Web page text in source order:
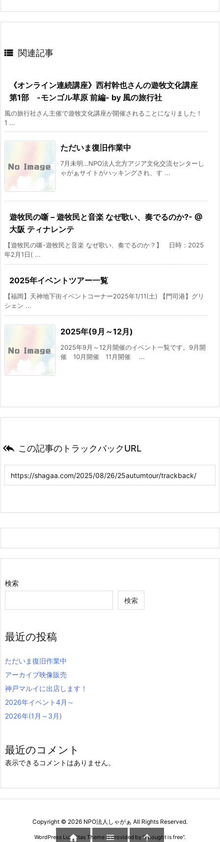
 関連記事
《オンライン連続講座》西村幹也さんの遊牧文化講座
第1部 -モンゴル草原 前編- by 風の旅行社
風の旅行社さん主催で遊牧文化講座が開催されることになりました！
1 ...
ただいま復旧作業中
7月未明…NPO法人北方アジア文化交流センターし
ゃがぁサイトがハッキングされ、す ...
遊牧民の噺 – 遊牧民と音楽 なぜ歌い、奏でるのか?- @
大阪 ティナレンテ
【遊牧民の噺-遊牧民と音楽 なぜ歌い、奏でるのか？】 日時：2025
年2月1日( ...
2025年イベントツアー一覧
【福岡】天神地下街イベントコーナー2025年1/11(土) 【門司港】グリ
シェン ...
2025年(9月～12月)
2025年9月～12月開催のイベント一覧です。9月開
催 10月開催 11月開催 ...
 この記事のトラックバックURL
検索
検索
最近の投稿
ただいま復旧作業中
アーカイブ映像販売
神戸マルイに出店します！
2026年イベント4月～
2026年(1月～3月)
最近のコメント
表示できるコメントはありません。
Copyright © 2026 NPO法人しゃがぁ All Rights Reserved.
WordPress Luxeritas Theme is provided by "Thought is free".
  